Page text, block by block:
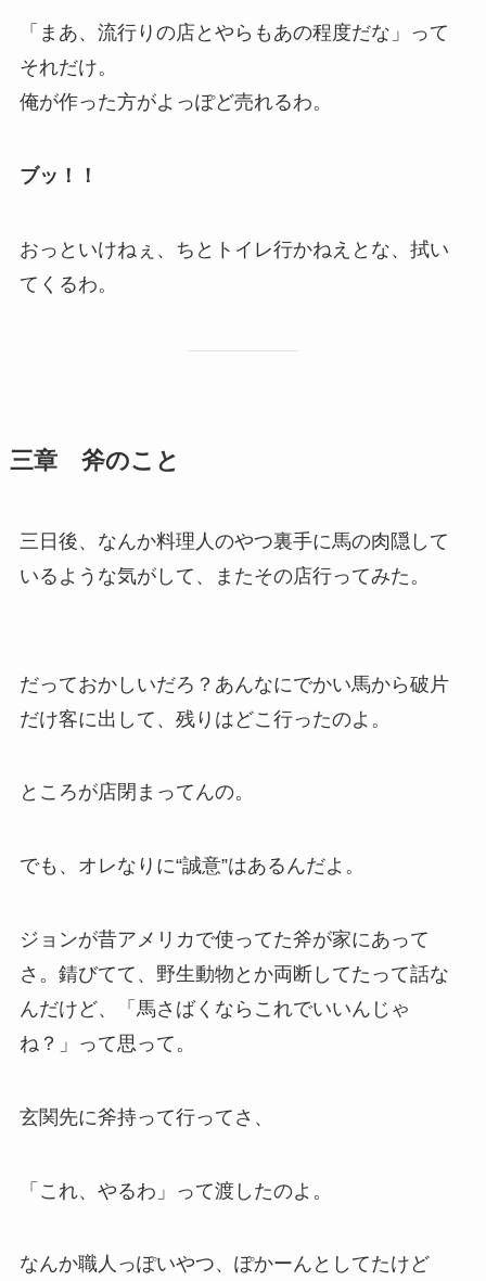
「まあ、流行りの店とやらもあの程度だな」って
それだけ。
俺が作った方がよっぽど売れるわ。
ブッ！！
おっといけねぇ、ちとトイレ行かねえとな、拭い
てくるわ。
三章 斧のこと
三日後、なんか料理人のやつ裏手に馬の肉隠して
いるような気がして、またその店行ってみた。
だっておかしいだろ？あんなにでかい馬から破片
だけ客に出して、残りはどこ行ったのよ。
ところが店閉まってんの。
でも、オレなりに“誠意”はあるんだよ。
ジョンが昔アメリカで使ってた斧が家にあって
さ。錆びてて、野生動物とか両断してたって話な
んだけど、「馬さばくならこれでいいんじゃ
ね？」って思って。
玄関先に斧持って行ってさ、
「これ、やるわ」って渡したのよ。
なんか職人っぽいやつ、ぽかーんとしてたけど